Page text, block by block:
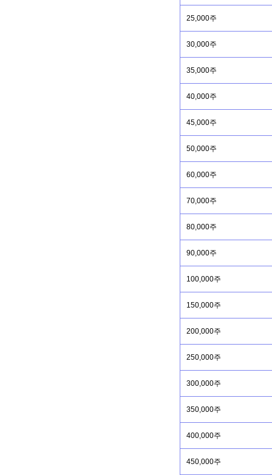
25,000주
30,000주
35,000주
40,000주
45,000주
50,000주
60,000주
70,000주
80,000주
90,000주
100,000주
150,000주
200,000주
250,000주
300,000주
350,000주
400,000주
450,000주